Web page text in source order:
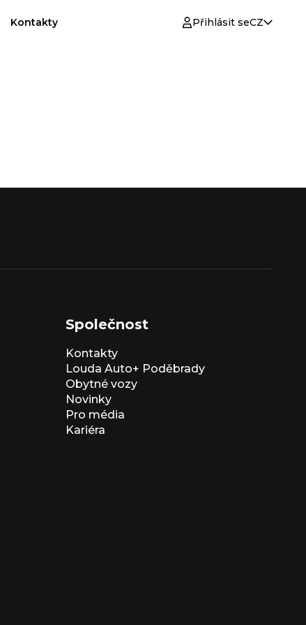
Kontakty Přihlásit seCZ
Společnost
Kontakty
Louda Auto+ Poděbrady
Obytné vozy
Novinky
Pro média
Kariéra